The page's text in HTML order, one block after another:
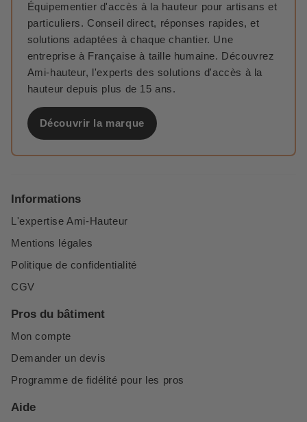
Équipementier d'accès à la hauteur pour artisans et
particuliers. Conseil direct, réponses rapides, et
solutions adaptées à chaque chantier. Une
entreprise à Française à taille humaine. Découvrez
Ami-hauteur, l'experts des solutions d'accès à la
hauteur depuis plus de 15 ans.
Découvrir la marque
Informations
L'expertise Ami-Hauteur
Mentions légales
Politique de confidentialité
CGV
Pros du bâtiment
Mon compte
Demander un devis
Programme de fidélité pour les pros
Aide